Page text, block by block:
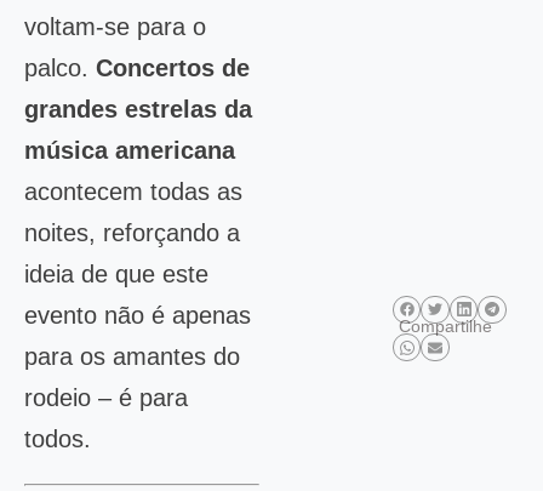
voltam-se para o
palco. Concertos de
grandes estrelas da
música americana
acontecem todas as
noites, reforçando a
ideia de que este
evento não é apenas
para os amantes do
rodeio – é para
todos.
Compartilhe